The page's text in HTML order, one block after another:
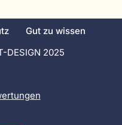
Gut zu wissen
DESIGN 2025